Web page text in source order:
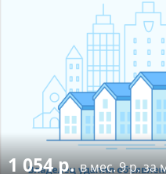
1 054 р.в мес.9 р. за